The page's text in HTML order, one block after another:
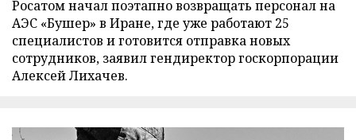
Росатом начал поэтапно возвращать персонал на
АЭС «Бушер» в Иране, где уже работают 25
специалистов и готовится отправка новых
сотрудников, заявил гендиректор госкорпорации
Алексей Лихачев.